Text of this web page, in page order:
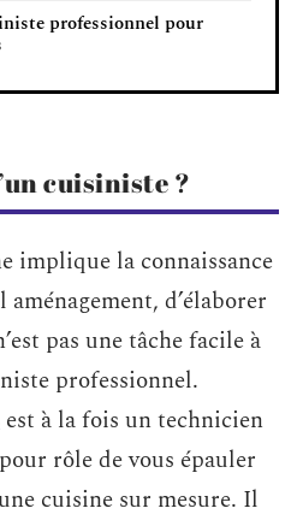
professionnel pour
cuisiniste ?
implique la connaissance
d’élaborer
pas une tâche facile à
professionnel.
est à la fois un technicien
rôle de vous épauler
cuisine sur mesure. Il